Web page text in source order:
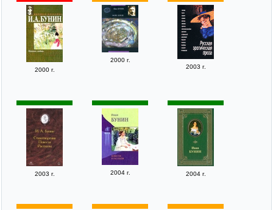
2000 г.
2000 г.
2003 г.
2003 г. 2004 г. 2004 г.